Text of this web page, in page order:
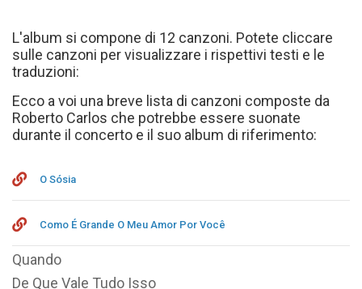
L'album si compone di 12 canzoni. Potete cliccare
sulle canzoni per visualizzare i rispettivi testi e le
traduzioni:
Ecco a voi una breve lista di canzoni composte da
Roberto Carlos che potrebbe essere suonate
durante il concerto e il suo album di riferimento:
O Sósia
Como É Grande O Meu Amor Por Você
Quando
De Que Vale Tudo Isso